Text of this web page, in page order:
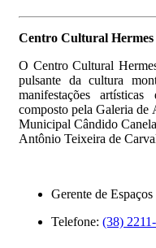
Centro Cultural Hermes
O Centro Cultural
pulsante da cultura
manifestações
composto pela Galeria de
Municipal Cândido
Antônio Teixeira de
Gerente de
Telefone: (38)